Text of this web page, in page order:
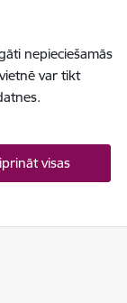
nepieciešamās
var tikt
visas